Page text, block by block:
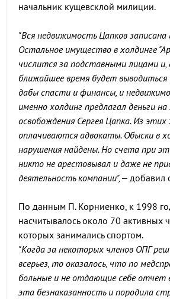
начальник кущевсклой милиции.
"Вся недвижимость Цапков записана
Остальное имущество в холдинге
числится за подставными лицами и,
ближайшее время будет выводиться
дабы спасти и финансы, и
именно холдинг предлагал деньги на
освобождения Сергея Цапка. Из
оплачиваются адвокаты. Обыски в
нарушения найдены. Но счета при
никто не арестовывал и даже не
деятельность компании", – добавил
По данным П. Корниенко, к 1998
насчитывалось около 70 активных
которых занимались спортом.
"Когда за некоторых членов ОПГ
всерьез, то оказалось, что по
больные и не отдающие себе отчет
эта безнаказанность и породила